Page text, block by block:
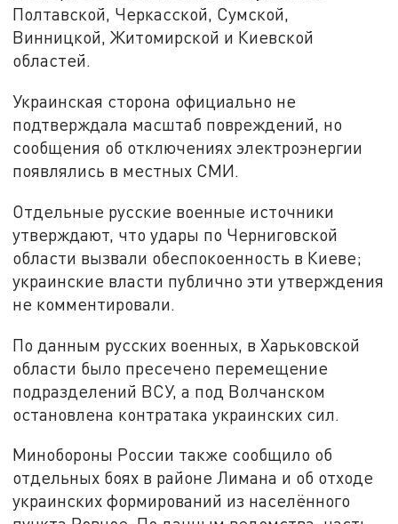
Полтавской, Черкасской, Сумской,
Винницкой, Житомирской и Киевской
областей.
Украинская сторона официально не
подтверждала масштаб повреждений, но
сообщения об отключениях электроэнергии
появлялись в местных СМИ.
Отдельные русские военные источники
утверждают, что удары по Черниговской
области вызвали обеспокоенность в Киеве;
украинские власти публично эти утверждения
не комментировали.
По данным русских военных, в Харьковской
области было пресечено перемещение
подразделений ВСУ, а под Волчанском
остановлена контратака украинских сил.
Минобороны России также сообщило об
отдельных боях в районе Лимана и об отходе
украинских формирований из населённого